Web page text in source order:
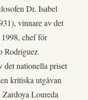
Dr. Isabel
vinnare av det
1998, chef för
Rodríguez
det nationella priset
kritiska utgåvan
Zardoya Loureda